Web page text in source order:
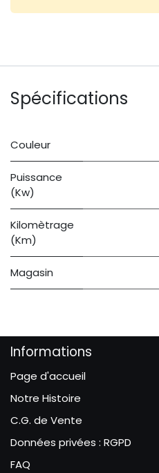
Spécifications
Couleur
Puissance
(Kw)
Kilomètrage
(Km)
Magasin
Informations
Page d'accueil
Notre Histoire
C.G. de Vente
Données privées : RGPD
FAQ